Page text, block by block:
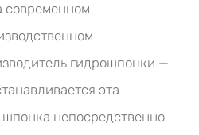
современном
гидрошпонки —
эта
непосредственно